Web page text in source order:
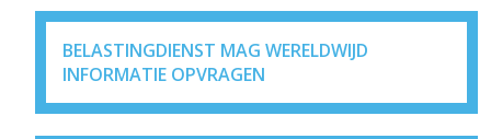
BELASTINGDIENST MAG WERELDWIJD
INFORMATIE OPVRAGEN